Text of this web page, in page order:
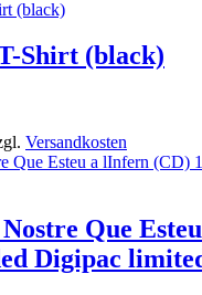
Shirt (black)
Versandkosten
Que
Digipac